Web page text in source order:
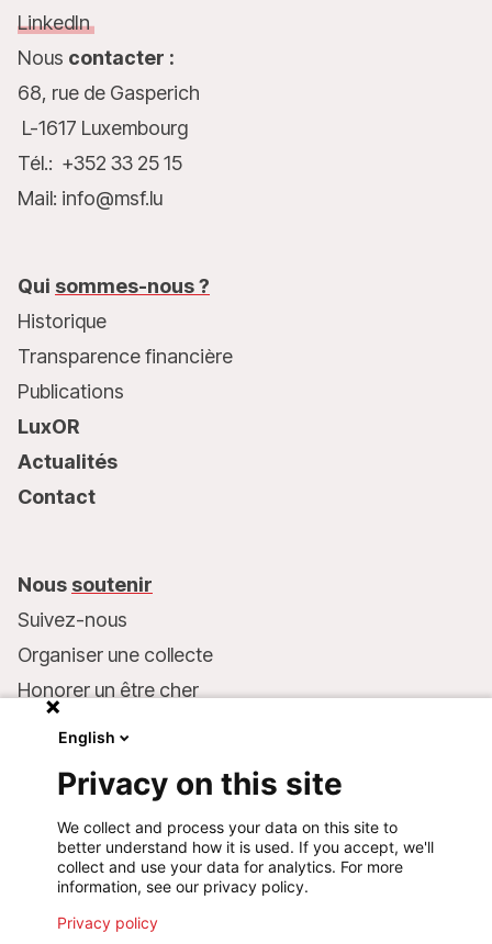
LinkedIn
Nous contacter :
68, rue de Gasperich
L-1617 Luxembourg
Tél.: +352 33 25 15
Mail: info@msf.lu
Qui sommes-nous ?
Historique
Transparence financière
Publications
LuxOR
Actualités
Contact
Nous soutenir
Suivez-nous
Organiser une collecte
Honorer un être cher
Faire un don
Coordonnées bancaires :
LU75 1111 0000 4848 0000
Comportement responsable
English
Privacy on this site
We collect and process your data on this site to
better understand how it is used. If you accept, we'll
collect and use your data for analytics. For more
information, see our privacy policy.
Privacy policy